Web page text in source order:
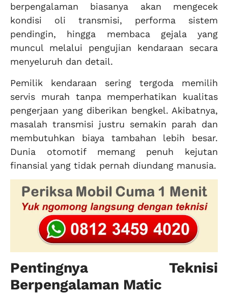
berpengalaman biasanya akan mengecek
kondisi oli transmisi, performa sistem
pendingin, hingga membaca gejala yang
muncul melalui pengujian kendaraan secara
menyeluruh dan detail.
Pemilik kendaraan sering tergoda memilih
servis murah tanpa memperhatikan kualitas
pengerjaan yang diberikan bengkel. Akibatnya,
masalah transmisi justru semakin parah dan
membutuhkan biaya tambahan lebih besar.
Dunia otomotif memang penuh kejutan
finansial yang tidak pernah diundang manusia.
Pentingnya Teknisi
Berpengalaman Matic